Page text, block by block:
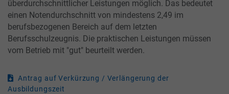
überdurchschnittlicher Leistungen möglich. Das bedeutet
einen Notendurchschnitt von mindestens 2,49 im
berufsbezogenen Bereich auf dem letzten
Berufsschulzeugnis. Die praktischen Leistungen müssen
vom Betrieb mit "gut" beurteilt werden.
Antrag auf Verkürzung / Verlängerung der
Ausbildungszeit